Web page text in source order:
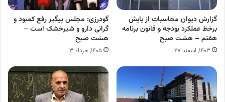
گزارش دیوان محاسبات از پایش
برخط عملکرد بودجه و قانون برنامه
هفتم – هشت صبح
۱۴۰۳, اسفند ۲۷
گودرزی: مجلس پیگیر رفع کمبود و
گرانی دارو و شیرخشک است –
هشت صبح
۱۴۰۵, خرداد ۳